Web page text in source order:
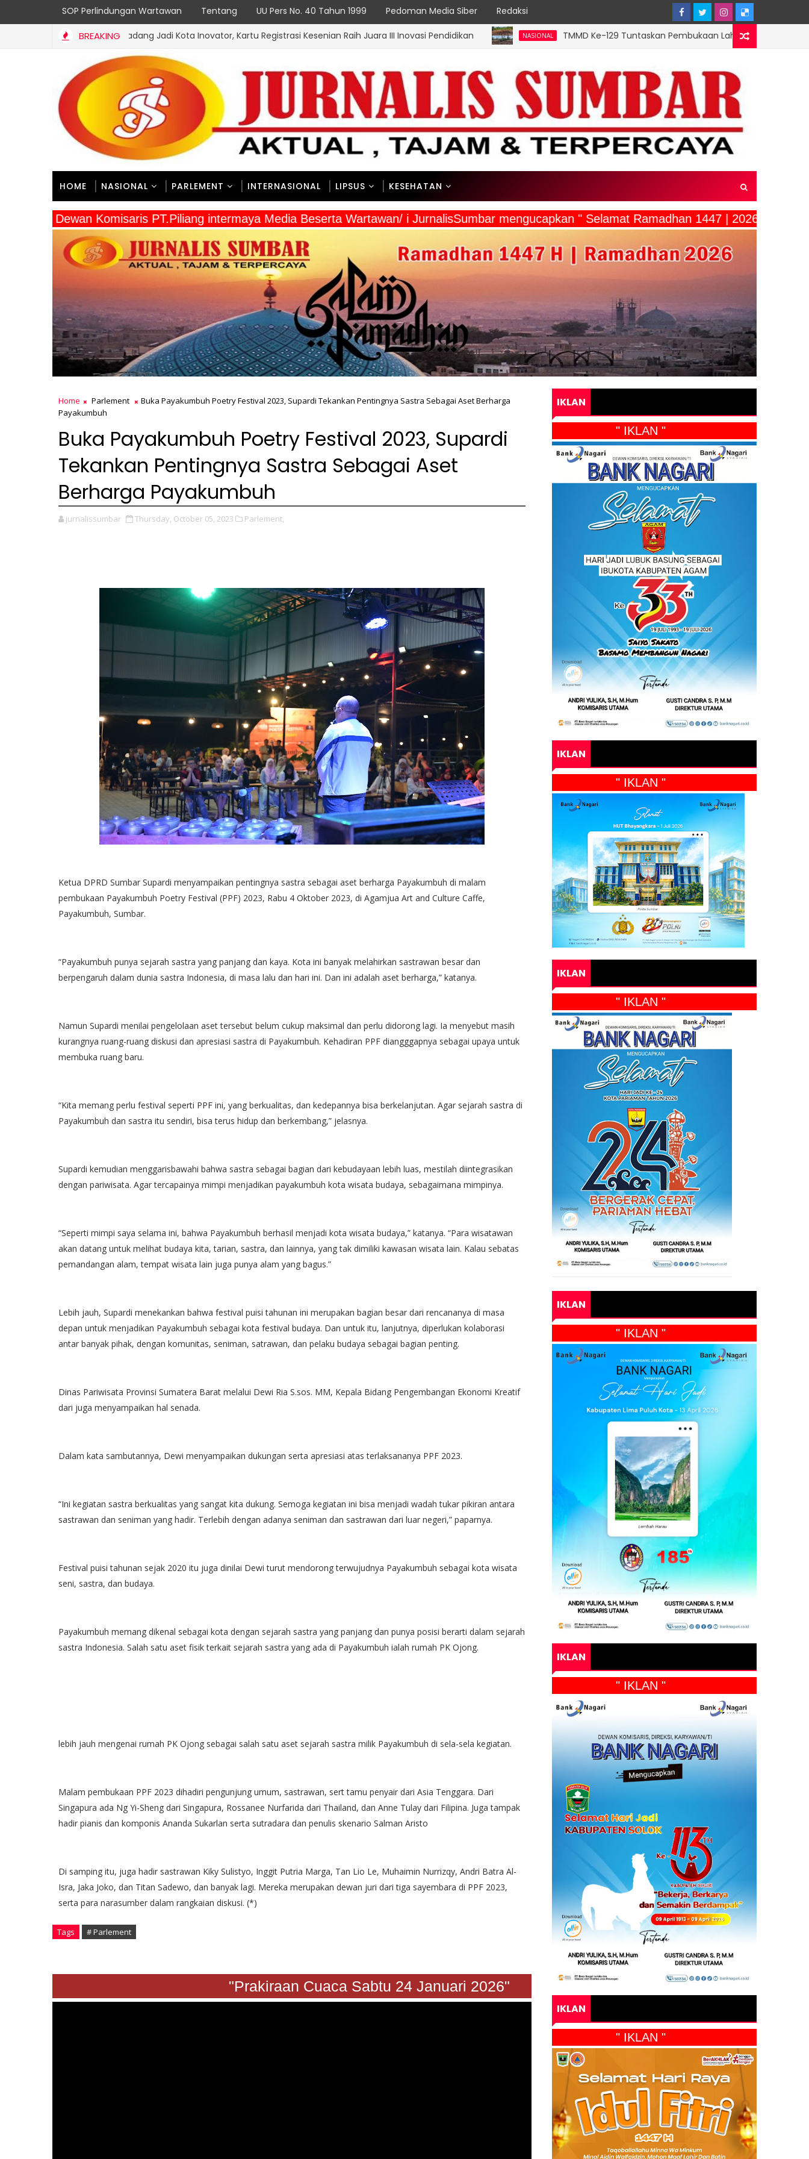
SOP Perlindungan Wartawan Tentang UU Pers No. 40 Tahun 1999 Pedoman Media Siber Redaksi
BREAKING
Kota Padang Jadi Kota Inovator, Kartu Registrasi Kesenian Raih Juara III Inovasi Pendidikan NASIONAL TMMD Ke-129 Tuntaskan Pembukaan Lahan 1 Hektar, Siap Ditanami
HOME NASIONAL PARLEMENT INTERNASIONAL LIPSUS KESEHATAN
" Dewan Komisaris PT.Piliang intermaya Media Beserta Wartawan/ i JurnalisSumbar mengucapkan " Selamat Ramadhan 1447 | 2026"
Home Parlement
Buka Payakumbuh Poetry Festival 2023, Supardi Tekankan Pentingnya Sastra Sebagai Aset Berharga
Payakumbuh
Buka Payakumbuh Poetry Festival 2023, Supardi
Tekankan Pentingnya Sastra Sebagai Aset
Berharga Payakumbuh
jurnalissumbar Thursday, October 05, 2023 Parlement,
Ketua DPRD Sumbar Supardi menyampaikan pentingnya sastra sebagai aset berharga Payakumbuh di malam
pembukaan Payakumbuh Poetry Festival (PPF) 2023, Rabu 4 Oktober 2023, di Agamjua Art and Culture Caffe,
Payakumbuh, Sumbar.
“Payakumbuh punya sejarah sastra yang panjang dan kaya. Kota ini banyak melahirkan sastrawan besar dan
berpengaruh dalam dunia sastra Indonesia, di masa lalu dan hari ini. Dan ini adalah aset berharga,” katanya.
Namun Supardi menilai pengelolaan aset tersebut belum cukup maksimal dan perlu didorong lagi. Ia menyebut masih
kurangnya ruang-ruang diskusi dan apresiasi sastra di Payakumbuh. Kehadiran PPF diangggapnya sebagai upaya untuk
membuka ruang baru.
“Kita memang perlu festival seperti PPF ini, yang berkualitas, dan kedepannya bisa berkelanjutan. Agar sejarah sastra di
Payakumbuh dan sastra itu sendiri, bisa terus hidup dan berkembang,” jelasnya.
Supardi kemudian menggarisbawahi bahwa sastra sebagai bagian dari kebudayaan lebih luas, mestilah diintegrasikan
dengan pariwisata. Agar tercapainya mimpi menjadikan payakumbuh kota wisata budaya, sebagaimana mimpinya.
“Seperti mimpi saya selama ini, bahwa Payakumbuh berhasil menjadi kota wisata budaya,” katanya. “Para wisatawan
akan datang untuk melihat budaya kita, tarian, sastra, dan lainnya, yang tak dimiliki kawasan wisata lain. Kalau sebatas
pemandangan alam, tempat wisata lain juga punya alam yang bagus.”
Lebih jauh, Supardi menekankan bahwa festival puisi tahunan ini merupakan bagian besar dari rencananya di masa
depan untuk menjadikan Payakumbuh sebagai kota festival budaya. Dan untuk itu, lanjutnya, diperlukan kolaborasi
antar banyak pihak, dengan komunitas, seniman, satrawan, dan pelaku budaya sebagai bagian penting.
Dinas Pariwisata Provinsi Sumatera Barat melalui Dewi Ria S.sos. MM, Kepala Bidang Pengembangan Ekonomi Kreatif
dari juga menyampaikan hal senada.
Dalam kata sambutannya, Dewi menyampaikan dukungan serta apresiasi atas terlaksananya PPF 2023.
“Ini kegiatan sastra berkualitas yang sangat kita dukung. Semoga kegiatan ini bisa menjadi wadah tukar pikiran antara
sastrawan dan seniman yang hadir. Terlebih dengan adanya seniman dan sastrawan dari luar negeri,” paparnya.
Festival puisi tahunan sejak 2020 itu juga dinilai Dewi turut mendorong terwujudnya Payakumbuh sebagai kota wisata
seni, sastra, dan budaya.
Payakumbuh memang dikenal sebagai kota dengan sejarah sastra yang panjang dan punya posisi berarti dalam sejarah
sastra Indonesia. Salah satu aset fisik terkait sejarah sastra yang ada di Payakumbuh ialah rumah PK Ojong.
lebih jauh mengenai rumah PK Ojong sebagai salah satu aset sejarah sastra milik Payakumbuh di sela-sela kegiatan.
Malam pembukaan PPF 2023 dihadiri pengunjung umum, sastrawan, sert tamu penyair dari Asia Tenggara. Dari
Singapura ada Ng Yi-Sheng dari Singapura, Rossanee Nurfarida dari Thailand, dan Anne Tulay dari Filipina. Juga tampak
hadir pianis dan komponis Ananda Sukarlan serta sutradara dan penulis skenario Salman Aristo
Di samping itu, juga hadir sastrawan Kiky Sulistyo, Inggit Putria Marga, Tan Lio Le, Muhaimin Nurrizqy, Andri Batra Al-
Isra, Jaka Joko, dan Titan Sadewo, dan banyak lagi. Mereka merupakan dewan juri dari tiga sayembara di PPF 2023,
serta para narasumber dalam rangkaian diskusi. (*)
Tags # Parlement
"Prakiraan Cuaca Sabtu 24 Januari 2026"
IKLAN
" IKLAN "
IKLAN
" IKLAN "
IKLAN
" IKLAN "
IKLAN
" IKLAN "
IKLAN
" IKLAN "
IKLAN
" IKLAN "